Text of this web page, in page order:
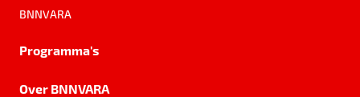
BNNVARA
Programma's
Over BNNVARA